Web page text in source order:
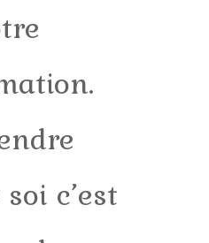
c’est